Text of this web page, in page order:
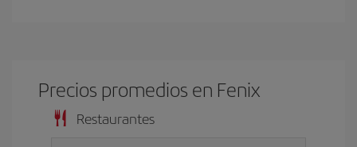
Precios promedios en Fenix
Restaurantes